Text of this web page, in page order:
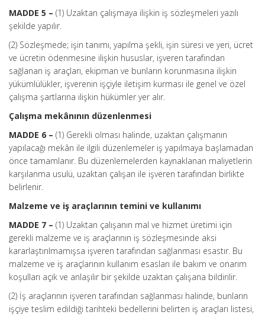
MADDE 5 – (1) Uzaktan çalışmaya ilişkin iş sözleşmeleri yazılı
şekilde yapılır.
(2) Sözleşmede; işin tanımı, yapılma şekli, işin süresi ve yeri, ücret
ve ücretin ödenmesine ilişkin hususlar, işveren tarafından
sağlanan iş araçları, ekipman ve bunların korunmasına ilişkin
yükümlülükler, işverenin işçiyle iletişim kurması ile genel ve özel
çalışma şartlarına ilişkin hükümler yer alır.
Çalışma mekânının düzenlenmesi
MADDE 6 – (1) Gerekli olması halinde, uzaktan çalışmanın
yapılacağı mekân ile ilgili düzenlemeler iş yapılmaya başlamadan
önce tamamlanır. Bu düzenlemelerden kaynaklanan maliyetlerin
karşılanma usulü, uzaktan çalışan ile işveren tarafından birlikte
belirlenir.
Malzeme ve iş araçlarının temini ve kullanımı
MADDE 7 – (1) Uzaktan çalışanın mal ve hizmet üretimi için
gerekli malzeme ve iş araçlarının iş sözleşmesinde aksi
kararlaştırılmamışsa işveren tarafından sağlanması esastır. Bu
malzeme ve iş araçlarının kullanım esasları ile bakım ve onarım
koşulları açık ve anlaşılır bir şekilde uzaktan çalışana bildirilir.
(2) İş araçlarının işveren tarafından sağlanması halinde, bunların
işçiye teslim edildiği tarihteki bedellerini belirten iş araçları listesi,